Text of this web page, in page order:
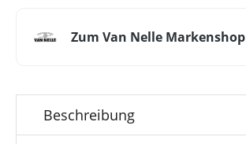
Zum Van Nelle Markenshop
Beschreibung